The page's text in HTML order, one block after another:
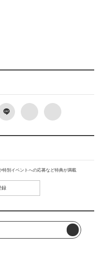
別イベントへの応募など特典が満載
録